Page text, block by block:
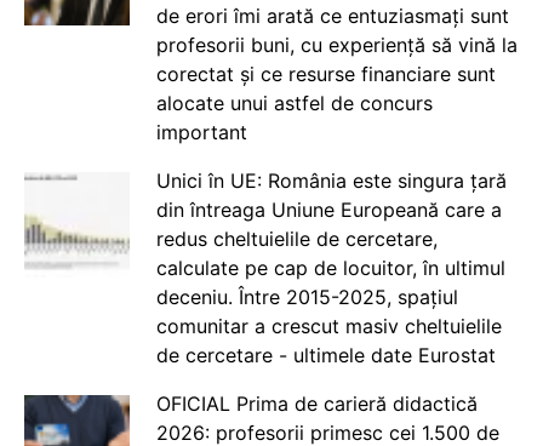
de erori îmi arată ce entuziasmați sunt
profesorii buni, cu experiență să vină la
corectat și ce resurse financiare sunt
alocate unui astfel de concurs
important
Unici în UE: România este singura țară
din întreaga Uniune Europeană care a
redus cheltuielile de cercetare,
calculate pe cap de locuitor, în ultimul
deceniu. Între 2015-2025, spațiul
comunitar a crescut masiv cheltuielile
de cercetare - ultimele date Eurostat
OFICIAL Prima de carieră didactică
2026: profesorii primesc cei 1.500 de